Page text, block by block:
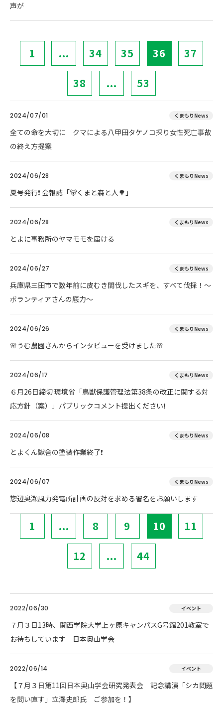
声が
1 ... 34 35 36 37
38 ... 53
2024/07/01 くまもりNews
全ての命を大切に クマによる八甲田タケノコ採り女性死亡事故
の終え方提案
2024/06/28 くまもりNews
夏号発行❗️ 会報誌「🐻くまと森と人🌳」
2024/06/28 くまもりNews
とよに事務所のヤマモモを届ける
2024/06/27 くまもりNews
兵庫県三田市で数年前に皮むき間伐したスギを、すべて伐採！～
ボランティアさんの底力～
2024/06/26 くまもりNews
🌸うむ農園さんからインタビューを受けました🌸
2024/06/17 くまもりNews
６月26日締切 環境省「鳥獣保護管理法第38条の改正に関する対
応方針（案）」パブリックコメント提出ください❗
2024/06/08 くまもりNews
とよくん獣舎の塗装作業終了❗
2024/06/07 くまもりNews
惣辺奥瀬風力発電所計画の反対を求める署名をお願いします
1 ... 8 9 10 11
12 ... 44
2022/06/30 イベント
７月３日13時、関西学院大学上ヶ原キャンパスG号館201教室で
お待ちしています 日本奥山学会
2022/06/14 イベント
【７月３日第11回日本奥山学会研究発表会 記念講演「シカ問題
を問い直す」立澤史郎氏 ご参加を！】